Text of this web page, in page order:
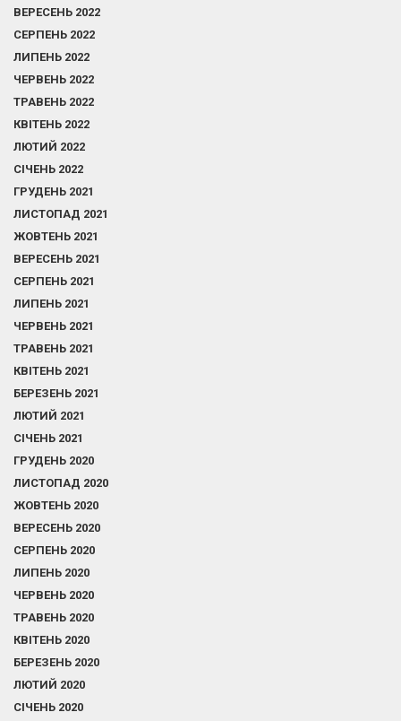
ВЕРЕСЕНЬ 2022
СЕРПЕНЬ 2022
ЛИПЕНЬ 2022
ЧЕРВЕНЬ 2022
ТРАВЕНЬ 2022
КВІТЕНЬ 2022
ЛЮТИЙ 2022
СІЧЕНЬ 2022
ГРУДЕНЬ 2021
ЛИСТОПАД 2021
ЖОВТЕНЬ 2021
ВЕРЕСЕНЬ 2021
СЕРПЕНЬ 2021
ЛИПЕНЬ 2021
ЧЕРВЕНЬ 2021
ТРАВЕНЬ 2021
КВІТЕНЬ 2021
БЕРЕЗЕНЬ 2021
ЛЮТИЙ 2021
СІЧЕНЬ 2021
ГРУДЕНЬ 2020
ЛИСТОПАД 2020
ЖОВТЕНЬ 2020
ВЕРЕСЕНЬ 2020
СЕРПЕНЬ 2020
ЛИПЕНЬ 2020
ЧЕРВЕНЬ 2020
ТРАВЕНЬ 2020
КВІТЕНЬ 2020
БЕРЕЗЕНЬ 2020
ЛЮТИЙ 2020
СІЧЕНЬ 2020